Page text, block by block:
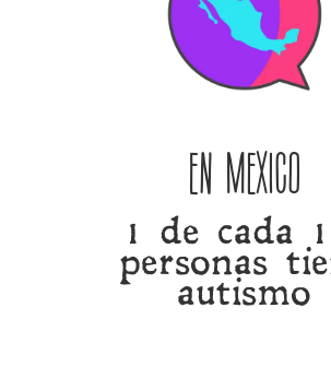
En México
1 de cada
personas
autismo